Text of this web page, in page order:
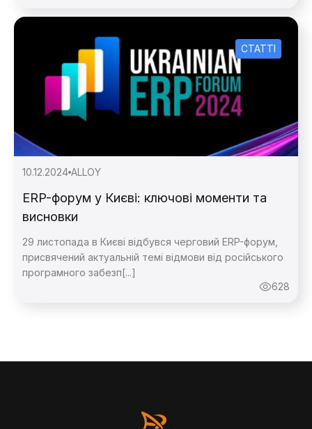
СТАТТІ
10.12.2024 ALLOY
ERP-форум у Києві: ключові моменти та
висновки
29 листопада в Києві відбувся черговий ERP-форум,
присвячений актуальній темі відмови від російського
програмного забезп[...]
628